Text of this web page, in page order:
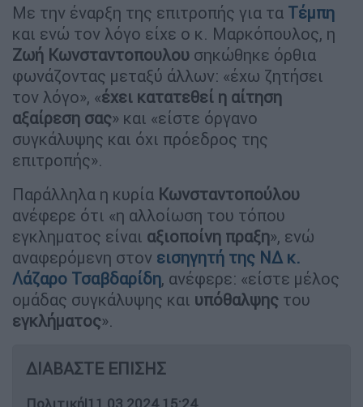
Με την έναρξη της επιτροπής για τα Τέμπη
και ενώ τον λόγο είχε ο κ. Μαρκόπουλος, η
Ζωή Κωνσταντοπουλου σηκώθηκε όρθια
φωνάζοντας μεταξύ άλλων: «έχω ζητήσει
τον λόγο», «έχει κατατεθεί η αίτηση
αξαίρεση σας» και «είστε όργανο
συγκάλυψης και όχι πρόεδρος της
επιτροπής».
Παράλληλα η κυρία Κωνσταντοπούλου
ανέφερε ότι «η αλλοίωση του τόπου
εγκληματος είναι αξιοποίνη πραξη», ενώ
αναφερόμενη στον εισηγητή της ΝΔ κ.
Λάζαρο Τσαβδαρίδη, ανέφερε: «είστε μέλος
ομάδας συγκάλυψης και υπόθαλψης του
εγκλήματος».
ΔΙΑΒΑΣΤΕ ΕΠΙΣΗΣ